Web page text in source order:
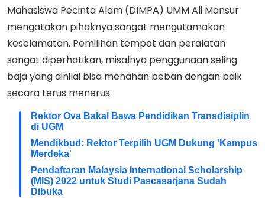
Mahasiswa Pecinta Alam (DIMPA) UMM Ali Mansur
mengatakan pihaknya sangat mengutamakan
keselamatan. Pemilihan tempat dan peralatan
sangat diperhatikan, misalnya penggunaan seling
baja yang dinilai bisa menahan beban dengan baik
secara terus menerus.
Rektor Ova Bakal Bawa Pendidikan Transdisiplin
di UGM
Mendikbud: Rektor Terpilih UGM Dukung 'Kampus
Merdeka'
Pendaftaran Malaysia International Scholarship
(MIS) 2022 untuk Studi Pascasarjana Sudah
Dibuka